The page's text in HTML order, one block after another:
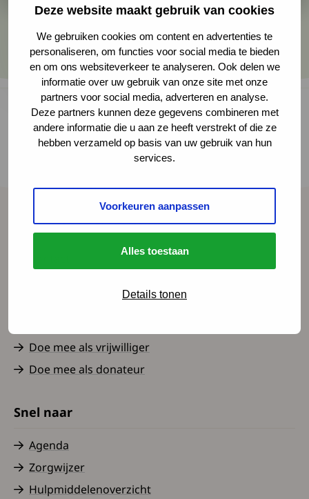
Deze website maakt gebruik van cookies
We gebruiken cookies om content en advertenties te
personaliseren, om functies voor social media te bieden
en om ons websiteverkeer te analyseren. Ook delen we
informatie over uw gebruik van onze site met onze
partners voor social media, adverteren en analyse.
Deze partners kunnen deze gegevens combineren met
andere informatie die u aan ze heeft verstrekt of die ze
hebben verzameld op basis van uw gebruik van hun
services.
Voorkeuren aanpassen
Alles toestaan
Details tonen
Meyke Schouten, klinisch geneticus bij het
Radboudumc heeft een artikel geschreven over
de erfelijkheid van HSP.
Spierziekten Nederland
Doe mee als vrijwilliger
Doe mee als donateur
Snel naar
Agenda
Zorgwijzer
Hulpmiddelenoverzicht